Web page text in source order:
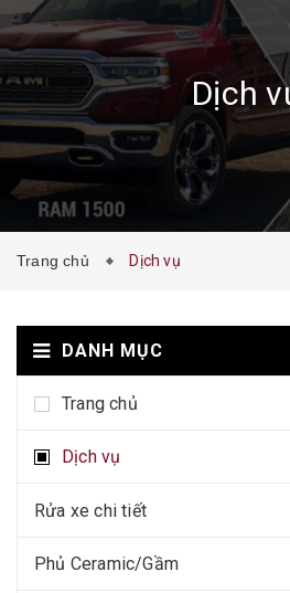
TRANG CHỦ DỊCH VỤ
HỖ TRỢ SETUP GARA
Dịch
Trang chủ Dịch vụ
DANH MỤC
Trang chủ
Dịch vụ
Rửa xe chi tiết
Phủ Ceramic/Gầm